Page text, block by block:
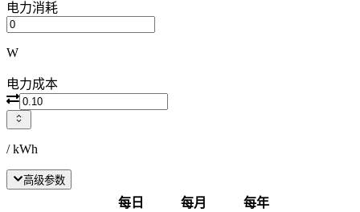
电力消耗
W
电力成本
/ kWh
高级参数
每日 每月
每年